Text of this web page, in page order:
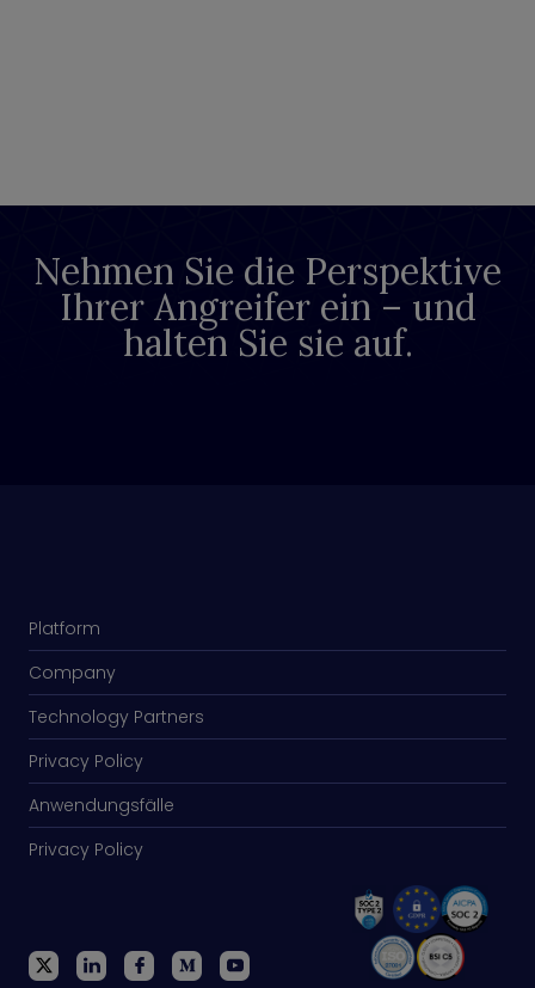
Nehmen Sie die Perspektive
Ihrer Angreifer ein – und
halten Sie sie auf.
Platform
Company
Technology Partners
Privacy Policy
Anwendungsfälle
Privacy Policy